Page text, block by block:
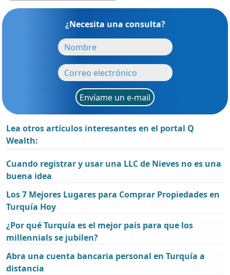
¿Necesita una consulta?
Envíame un e-mail
Lea otros artículos interesantes en el portal Q
Wealth:
Cuando registrar y usar una LLC de Nieves no es una
buena idea
Los 7 Mejores Lugares para Comprar Propiedades en
Turquía Hoy
¿Por qué Turquía es el mejor país para que los
millennials se jubilen?
Abra una cuenta bancaria personal en Turquía a
distancia